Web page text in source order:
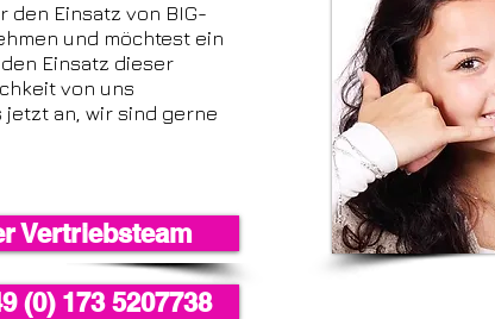
den Einsatz von BIG-
und möchtest ein
Einsatz dieser
von uns
an, wir sind gerne
Vertriebsteam
(0) 173 5207738